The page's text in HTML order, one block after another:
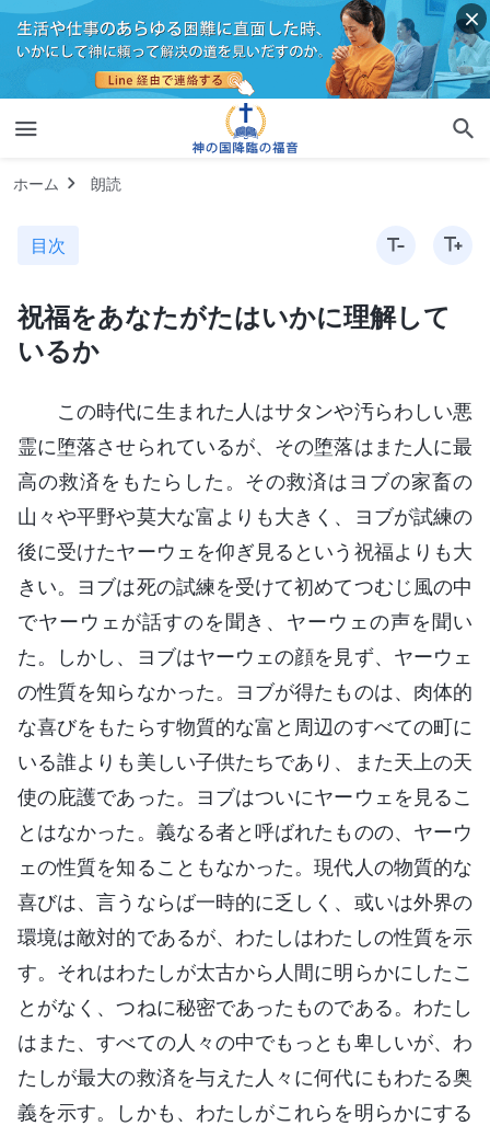
ホーム 朗読
目次
祝福をあなたがたはいかに理解して
いるか
この時代に生まれた人はサタンや汚らわしい悪
霊に堕落させられているが、その堕落はまた人に最
高の救済をもたらした。その救済はヨブの家畜の
山々や平野や莫大な富よりも大きく、ヨブが試練の
後に受けたヤーウェを仰ぎ見るという祝福よりも大
きい。ヨブは死の試練を受けて初めてつむじ風の中
でヤーウェが話すのを聞き、ヤーウェの声を聞い
た。しかし、ヨブはヤーウェの顔を見ず、ヤーウェ
の性質を知らなかった。ヨブが得たものは、肉体的
な喜びをもたらす物質的な富と周辺のすべての町に
いる誰よりも美しい子供たちであり、また天上の天
使の庇護であった。ヨブはついにヤーウェを見るこ
とはなかった。義なる者と呼ばれたものの、ヤーウ
ェの性質を知ることもなかった。現代人の物質的な
喜びは、言うならば一時的に乏しく、或いは外界の
環境は敵対的であるが、わたしはわたしの性質を示
す。それはわたしが太古から人間に明らかにしたこ
とがなく、つねに秘密であったものである。わたし
はまた、すべての人々の中でもっとも卑しいが、わ
たしが最大の救済を与えた人々に何代にもわたる奥
義を示す。しかも、わたしがこれらを明らかにする